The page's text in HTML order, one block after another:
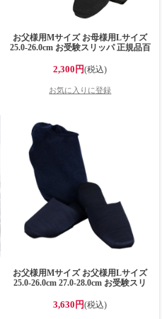
お父様用Mサイズ お母様用Lサイズ
25.0-26.0cm お受験スリッパ 正規品百
収納袋付き グログラン製フォーマル
お受験スリッパ 黒・紺
2,300円(税込)
お父様用Mサイズ お父様用Lサイズ
25.0-26.0cm 27.0-28.0cm お受験スリ
ドイン山形！ 収納袋付き すべりにく
い お受験・学校用スリッパ ネイビー
3,630円(税込)